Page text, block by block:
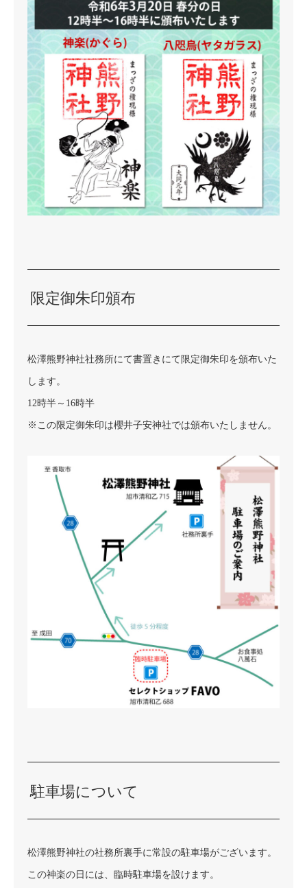
限定御朱印頒布
松澤熊野神社社務所にて書置きにて限定御朱印を頒布いた
します。
12時半～16時半
※この限定御朱印は櫻井子安神社では頒布いたしません。
駐車場について
松澤熊野神社の社務所裏手に常設の駐車場がございます。
この神楽の日には、臨時駐車場を設けます。